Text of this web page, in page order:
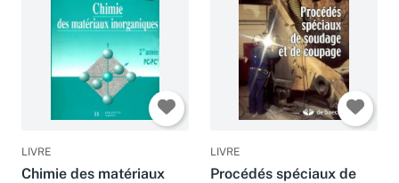
LIVRE
Chimie des matériaux
LIVRE
Procédés spéciaux de